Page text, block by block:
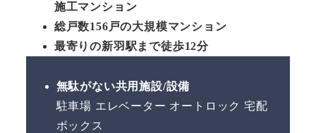
施工マンション
総戸数156戸の大規模マンション
最寄りの新羽駅まで徒歩12分
無駄がない共用施設/設備
駐車場 エレベーター オートロック 宅配
ボックス